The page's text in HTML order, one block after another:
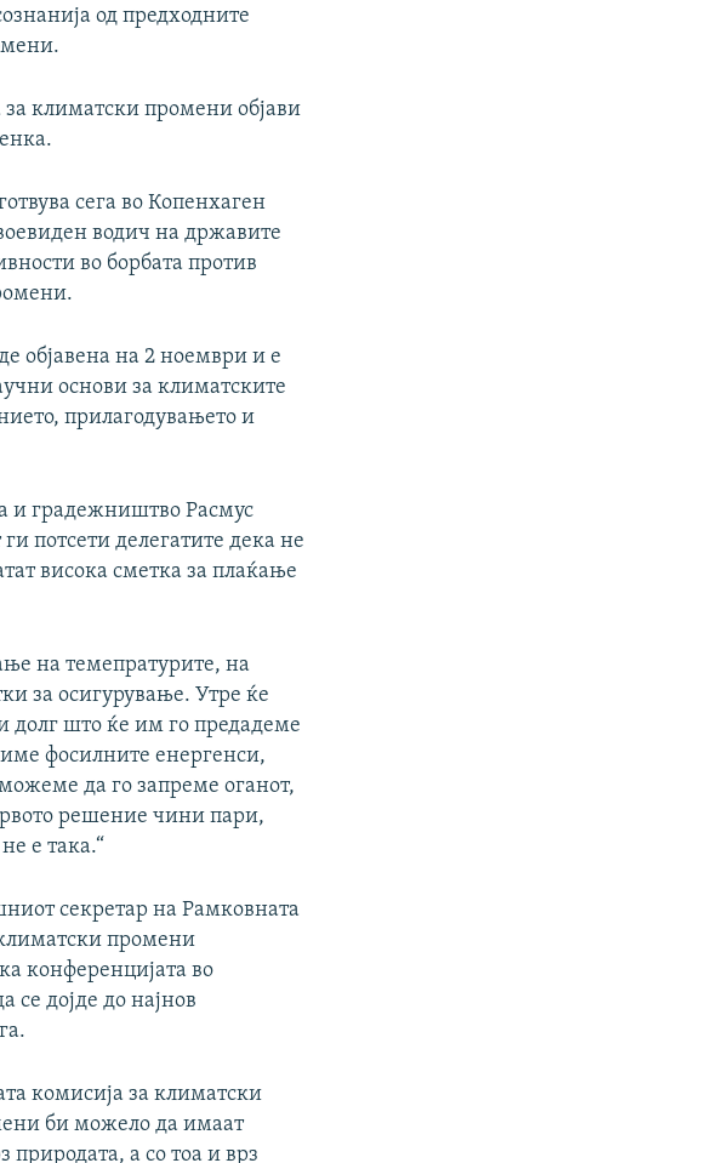
од предходните
климатски промени објави
сега во Копенхаген
водич на државите
во борбата против
објавена на 2 ноември и е
основи за климатските
прилагодувањето и
и градежништво Расмус
потсети делегатите дека не
висока сметка за плаќање
на темепратурите, на
за осигурување. Утре ќе
долг што ќе им го предадеме
фосилните енергенси,
да го запреме оганот,
решение чини пари,
е така.“
секретар на Рамковната
промени
конференцијата во
се дојде до најнов
комисија за климатски
би можело да имаат
а со тоа и врз